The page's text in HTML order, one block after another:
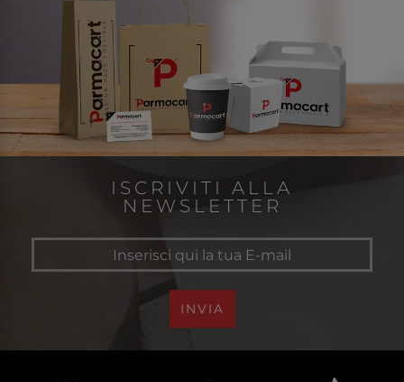
ISCRIVITI ALLA
NEWSLETTER
INVIA